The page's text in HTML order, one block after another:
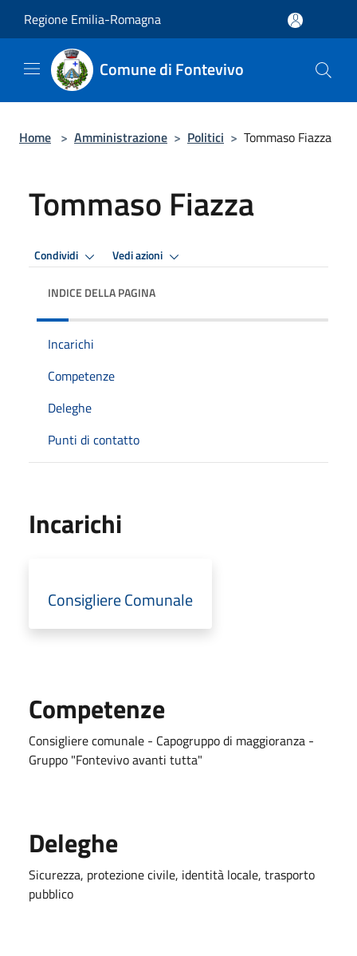
Regione Emilia-Romagna
Comune di Fontevivo
Home > Amministrazione > Politici > Tommaso Fiazza
Tommaso Fiazza
Condividi Vedi azioni
INDICE DELLA PAGINA
Incarichi
Competenze
Deleghe
Punti di contatto
Incarichi
Consigliere Comunale
Competenze
Consigliere comunale - Capogruppo di maggioranza -
Gruppo "Fontevivo avanti tutta"
Deleghe
Sicurezza, protezione civile, identità locale, trasporto
pubblico